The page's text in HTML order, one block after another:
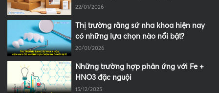
22/01/2026
Thị trường răng sứ nha khoa hiện nay
có những lựa chọn nào nổi bật?
20/01/2026
Những trường hợp phản ứng với Fe +
HNO3 đặc nguội
15/12/2025